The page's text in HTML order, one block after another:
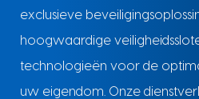
exclusieve
hoogwaardige
technologieën voor de
uw eigendom. Onze